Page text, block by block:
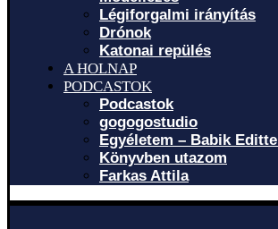
Légiforgalmi irányítás
Drónok
Katonai repülés
A HOLNAP
PODCASTOK
Podcastok
gogogostudio
Egyéletem – Babik
Könyvben utazom
Farkas Attila